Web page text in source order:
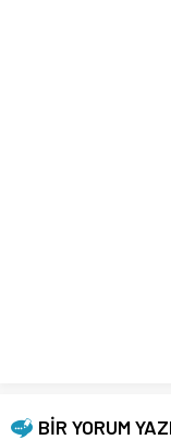
BİR YORUM